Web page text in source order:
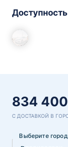
834
С ДОСТАВКОЙ В
Выберите город